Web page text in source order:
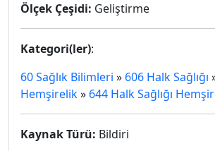
Ölçek Çeşidi: Geliştirme
Kategori(ler):
60 Sağlık Bilimleri » 606 Halk Sağlığı
Hemşirelik» 644 Halk Sağlığı
Kaynak Türü: Bildiri